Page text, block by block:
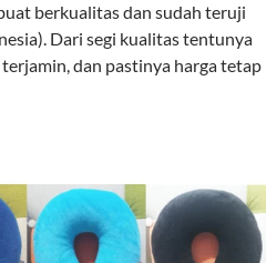
berkualitas dan sudah teruji
Dari segi kualitas tentunya
dan pastinya harga tetap